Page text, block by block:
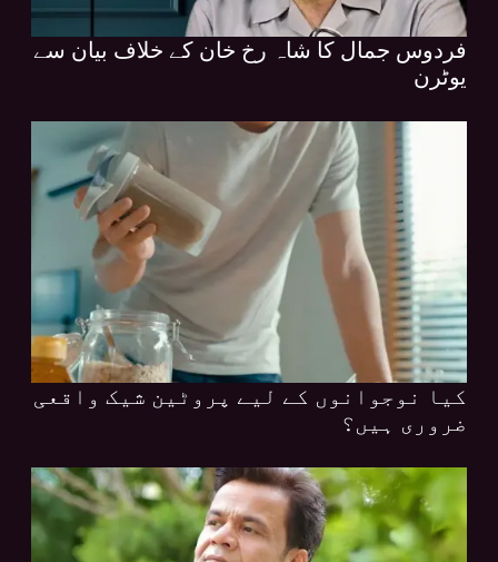
فردوس جمال کا شاہ رخ خان کے خلاف بیان سے
یوٹرن
کیا نوجوانوں کے لیے پروٹین شیک واقعی
ضروری ہیں؟